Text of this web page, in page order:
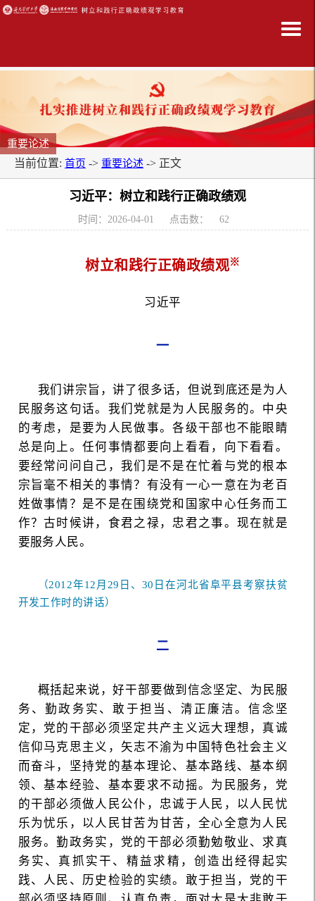
重要论述
当前位置: 首页 -> 重要论述 -> 正文
习近平：树立和践行正确政绩观
时间：2026-04-01 点击数： 62
树立和践行正确政绩观※
习近平
一
我们讲宗旨，讲了很多话，但说到底还是为人
民服务这句话。我们党就是为人民服务的。中央
的考虑，是要为人民做事。各级干部也不能眼睛
总是向上。任何事情都要向上看看，向下看看。
要经常问问自己，我们是不是在忙着与党的根本
宗旨毫不相关的事情？有没有一心一意在为老百
姓做事情？是不是在围绕党和国家中心任务而工
作？古时候讲，食君之禄，忠君之事。现在就是
要服务人民。
（2012年12月29日、30日在河北省阜平县考察扶贫
开发工作时的讲话）
二
概括起来说，好干部要做到信念坚定、为民服
务、勤政务实、敢于担当、清正廉洁。信念坚
定，党的干部必须坚定共产主义远大理想，真诚
信仰马克思主义，矢志不渝为中国特色社会主义
而奋斗，坚持党的基本理论、基本路线、基本纲
领、基本经验、基本要求不动摇。为民服务，党
的干部必须做人民公仆，忠诚于人民，以人民忧
乐为忧乐，以人民甘苦为甘苦，全心全意为人民
服务。勤政务实，党的干部必须勤勉敬业、求真
务实、真抓实干、精益求精，创造出经得起实
践、人民、历史检验的实绩。敢于担当，党的干